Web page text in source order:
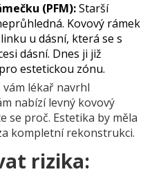
(PFM):Starší
Kovový rámek
u dásní, která se s
dásní. Dnes ji již
estetickou zónu.
lékař navrhl
nabízí levný kovový
se proč. Estetika by měla
kompletní rekonstrukci.
rizika: